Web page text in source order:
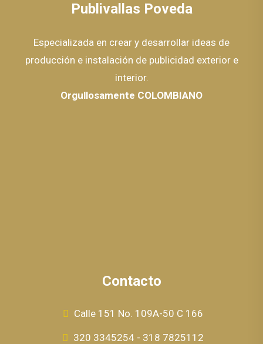
Publivallas Poveda
Especializada en crear y desarrollar ideas de
producción e instalación de publicidad exterior e
interior.
Orgullosamente COLOMBIANO
Contacto
Calle 151 No. 109A-50 C 166
320 3345254 - 318 7825112